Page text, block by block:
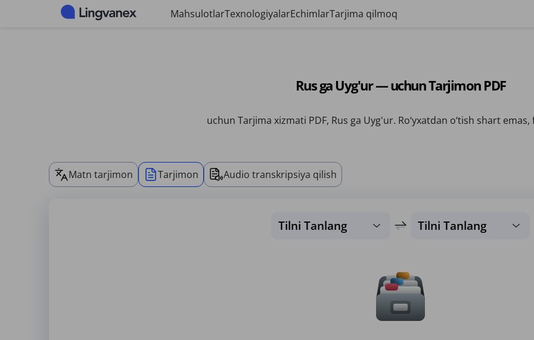
Cookie-fayllarni boshqarish paneli
MahsulotlarTexnologiyalarEchimlarTarjima qilmoq
Rus ga Uyg'ur — uchun Tarjimon PDF
uchun Tarjima xizmati PDF, Rus ga Uyg'ur. Ro‘yxatdan o‘tish shart
Matn tarjimon Tarjimon Audio transkripsiya qilish
Tilni Tanlang Tilni Tanlang